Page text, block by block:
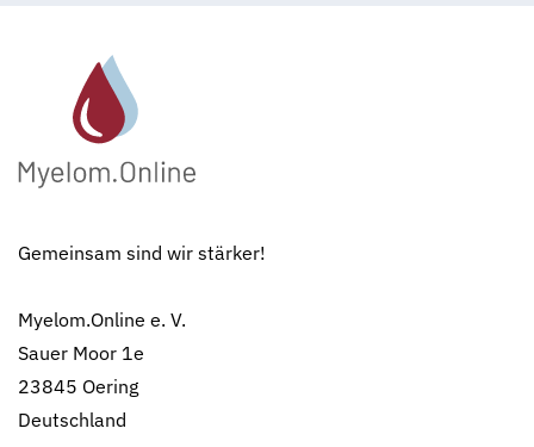
Gemeinsam sind wir stärker!
Myelom.Online e. V.
Sauer Moor 1e
23845 Oering
Deutschland